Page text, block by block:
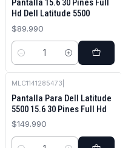
Pantalla 15.6 30 Pines Full
Hd Dell Latitude 5500
$89.990
Cantidad
MLC1141285473
Pantalla Para Dell Latitude
5500 15.6 30 Pines Full Hd
$149.990